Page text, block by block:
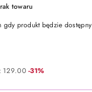
towaru
gdy produkt będzie dostępny
129.00 Rabat:
-31%